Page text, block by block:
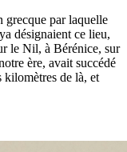
grecque par laquelle
désignaient ce lieu,
le Nil, à Bérénice, sur
ère, avait succédé
kilomètres de là, et